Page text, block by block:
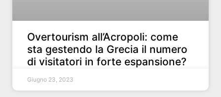
Overtourism all’Acropoli: come
sta gestendo la Grecia il numero
di visitatori in forte espansione?
Giugno 23, 2023